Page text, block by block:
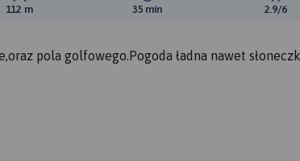
Suma spadków:
112 m Średni czas potrzebny na
35 min 2.9/6
pola golfowego.Pogoda ładna nawet